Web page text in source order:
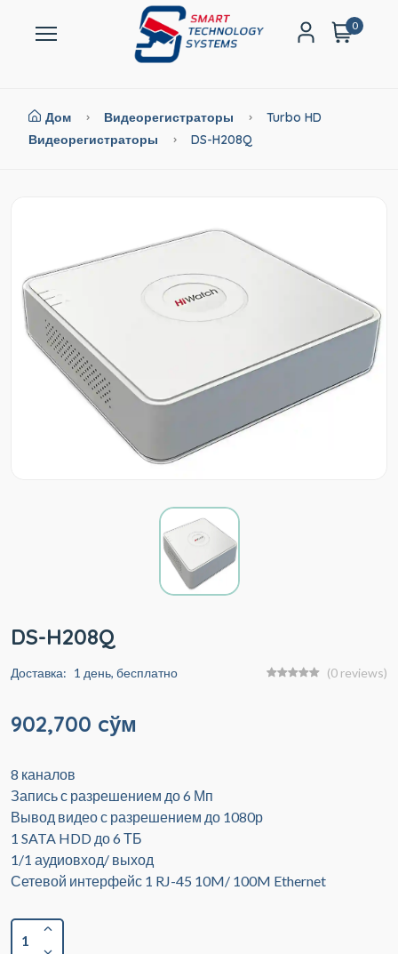
0
Дом Видеорегистраторы
Turbo HD
Видеорегистраторы
DS-H208Q
DS-H208Q
Доставка: 1 день, бесплатно (0 reviews)
902,700 cўм
8 каналов
Запись с разрешением до 6 Мп
Вывод видео с разрешением до 1080р
1 SATA HDD до 6 ТБ
1/1 аудиовход/ выход
Сетевой интерфейс 1 RJ-45 10M/ 100M Ethernet
1